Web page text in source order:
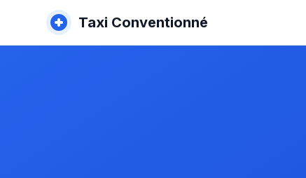
Taxi Conventionné